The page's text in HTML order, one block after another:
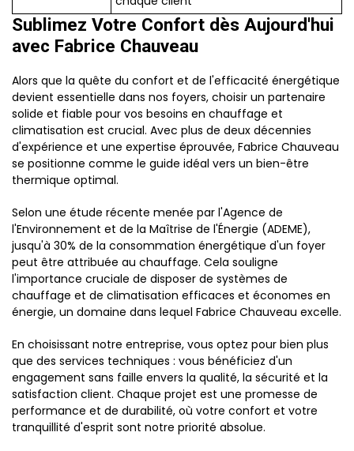
Sublimez Votre Confort dès Aujourd'hui
avec Fabrice Chauveau
Alors que la quête du confort et de l'efficacité énergétique
devient essentielle dans nos foyers, choisir un partenaire
solide et fiable pour vos besoins en chauffage et
climatisation est crucial. Avec plus de deux décennies
d'expérience et une expertise éprouvée, Fabrice Chauveau
se positionne comme le guide idéal vers un bien-être
thermique optimal.
Selon une étude récente menée par l'Agence de
l'Environnement et de la Maîtrise de l'Énergie (ADEME),
jusqu'à 30% de la consommation énergétique d'un foyer
peut être attribuée au chauffage. Cela souligne
l'importance cruciale de disposer de systèmes de
chauffage et de climatisation efficaces et économes en
énergie, un domaine dans lequel Fabrice Chauveau excelle.
En choisissant notre entreprise, vous optez pour bien plus
que des services techniques : vous bénéficiez d'un
engagement sans faille envers la qualité, la sécurité et la
satisfaction client. Chaque projet est une promesse de
performance et de durabilité, où votre confort et votre
tranquillité d'esprit sont notre priorité absolue.